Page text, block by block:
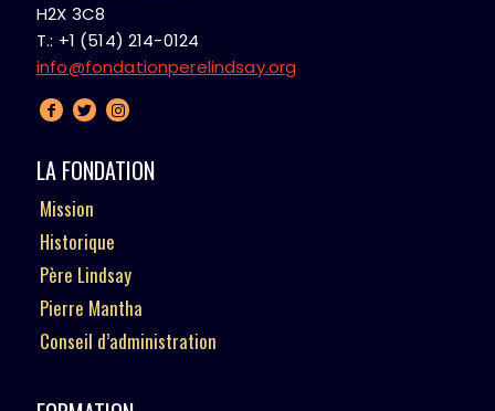
H2X 3C8
T.: +1 (514) 214-0124
info@fondationperelindsay.org
LA FONDATION
Mission
Historique
Père Lindsay
Pierre Mantha
Conseil d’administration